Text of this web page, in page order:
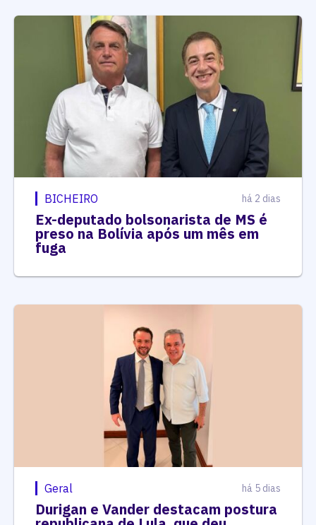
BICHEIRO há 2 dias
Ex-deputado bolsonarista de MS é
preso na Bolívia após um mês em
fuga
Geral há 5 dias
Durigan e Vander destacam postura